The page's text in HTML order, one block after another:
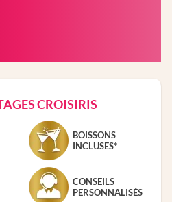
CROISIRIS
BOISSONS
INCLUSES*
CONSEILS
PERSONNALISÉS